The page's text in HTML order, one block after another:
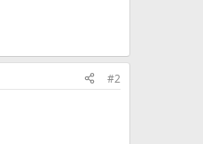
#2